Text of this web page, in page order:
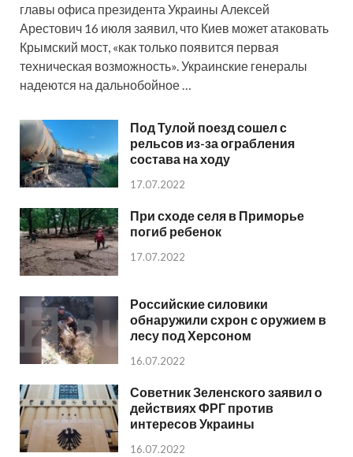
главы офиса президента Украины Алексей
Арестович 16 июля заявил, что Киев может атаковать
Крымский мост, «как только появится первая
техническая возможность». Украинские генералы
надеются на дальнобойное …
Под Тулой поезд сошел с
рельсов из-за ограбления
состава на ходу
17.07.2022
При сходе селя в Приморье
погиб ребенок
17.07.2022
Российские силовики
обнаружили схрон с оружием в
лесу под Херсоном
16.07.2022
Советник Зеленского заявил о
действиях ФРГ против
интересов Украины
16.07.2022